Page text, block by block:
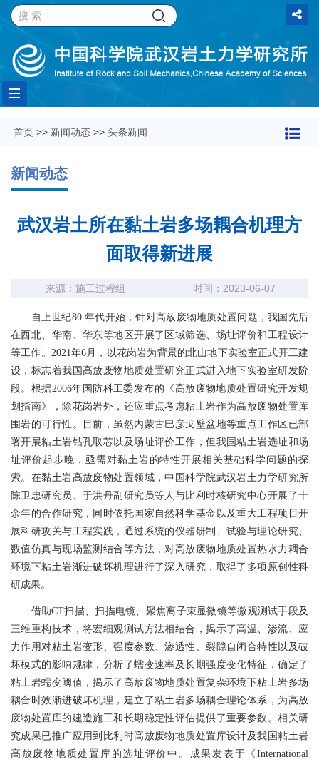
Toggle
navigation
首页 >> 新闻动态 >> 头条新闻
新闻动态
武汉岩土所在黏土岩多场耦合机理方
面取得新进展
来源：施工过程组 时间：2023-06-07
自上世纪80 年代开始，针对高放废物地质处置问题，我国先后
在西北、华南、华东等地区开展了区域筛选、场址评价和工程设计
等工作。2021年6月，以花岗岩为背景的北山地下实验室正式开工建
设，标志着我国高放废物地质处置研究正式进入地下实验室研发阶
段。根据2006年国防科工委发布的《高放废物地质处置研究开发规
划指南》，除花岗岩外，还应重点考虑粘土岩作为高放废物处置库
围岩的可行性。目前，虽然内蒙古巴彦戈壁盆地等重点工作区已部
署开展粘土岩钻孔取芯以及场址评价工作，但我国粘土岩选址和场
址评价起步晚，亟需对黏土岩的特性开展相关基础科学问题的探
索。在黏土岩高放废物处置领域，中国科学院武汉岩土力学研究所
陈卫忠研究员、于洪丹副研究员等人与比利时核研究中心开展了十
余年的合作研究，同时依托国家自然科学基金以及重大工程项目开
展科研攻关与工程实践，通过系统的仪器研制、试验与理论研究、
数值仿真与现场监测结合等方法，对高放废物地质处置热水力耦合
环境下粘土岩渐进破坏机理进行了深入研究，取得了多项原创性科
研成果。
借助CT扫描、扫描电镜、聚焦离子束显微镜等微观测试手段及
三维重构技术，将宏细观测试方法相结合，揭示了高温、渗流、应
力作用对粘土岩变形、强度参数、渗透性、裂隙自闭合特性以及破
坏模式的影响规律，分析了蠕变速率及长期强度变化特征，确定了
粘土岩蠕变阈值，揭示了高放废物地质处置复杂环境下粘土岩多场
耦合时效渐进破坏机理，建立了粘土岩多场耦合理论体系，为高放
废物处置库的建造施工和长期稳定性评估提供了重要参数。相关研
究成果已推广应用到比利时高放废物地质处置库设计及我国粘土岩
高放废物地质处置库的选址评价中。成果发表于《International